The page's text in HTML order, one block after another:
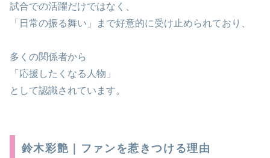
試合での活躍だけではなく、
「日常の振る舞い」まで好意的に受け止められており、
多くの関係者から
「応援したくなる人物」
として認識されています。
鈴木彩艶｜ファンを惹きつける理由